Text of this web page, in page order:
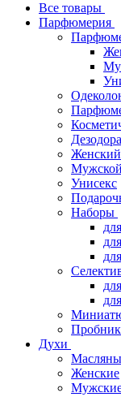
Все товары
Парфюмерия
Женский
Мужской
Унисекс
Наборы
Духи
Женские